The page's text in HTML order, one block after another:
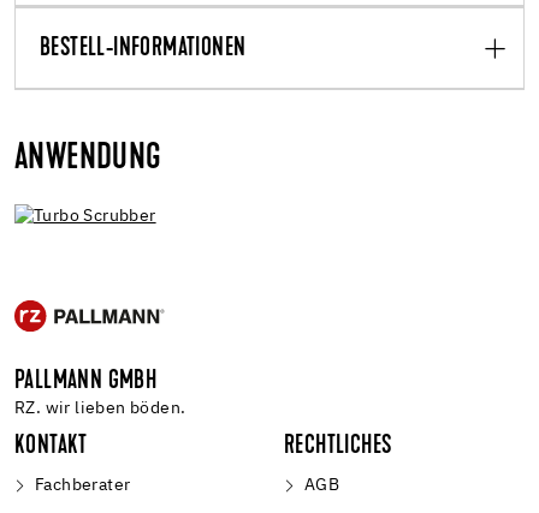
BESTELL-INFORMATIONEN
ANWENDUNG
PALLMANN GMBH
RZ. wir lieben böden.
KONTAKT
Fachberater
RECHTLICHES
AGB